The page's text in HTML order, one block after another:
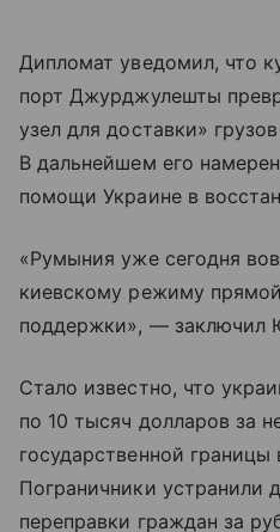
Дипломат уведомил, что
порт Джурджулешты
узел для доставки»
В дальнейшем его
помощи Украине в
«Румыния уже сегодня
киевскому режиму
поддержки», — заключил
Стало известно, что
по 10 тысяч долларов за
государственной
Пограничники устранили
переправки граждан за